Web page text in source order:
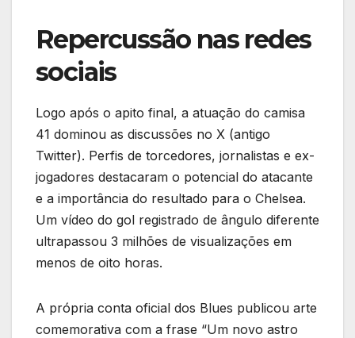
Repercussão nas redes
sociais
Logo após o apito final, a atuação do camisa
41 dominou as discussões no X (antigo
Twitter). Perfis de torcedores, jornalistas e ex-
jogadores destacaram o potencial do atacante
e a importância do resultado para o Chelsea.
Um vídeo do gol registrado de ângulo diferente
ultrapassou 3 milhões de visualizações em
menos de oito horas.
A própria conta oficial dos Blues publicou arte
comemorativa com a frase “Um novo astro